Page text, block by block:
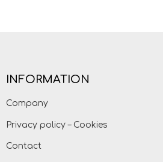
INFORMATION
Company
Privacy policy – Cookies
Contact